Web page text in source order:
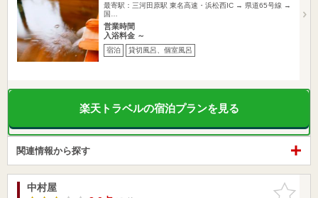
最寄駅：三河田原駅 東名高速・浜松西IC → 県道65号線 →
国…
営業時間
入浴料金 ～
宿泊 貸切風呂、個室風呂
楽天トラベルの宿泊プランを見る
関連情報から探す
お気に入
中村屋